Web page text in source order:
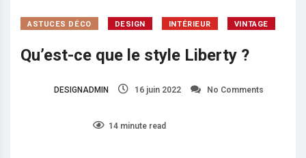
ASTUCES DÉCO DESIGN INTÉRIEUR VINTAGE
Qu’est-ce que le style Liberty ?
DESIGNADMIN 16 juin 2022 No Comments
14 minute read